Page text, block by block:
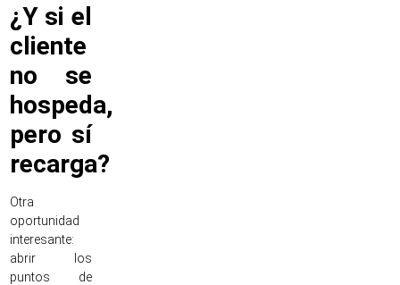
¿Y si el
cliente
no se
hospeda,
pero sí
recarga?
Otra
oportunidad
interesante:
abrir los
puntos de